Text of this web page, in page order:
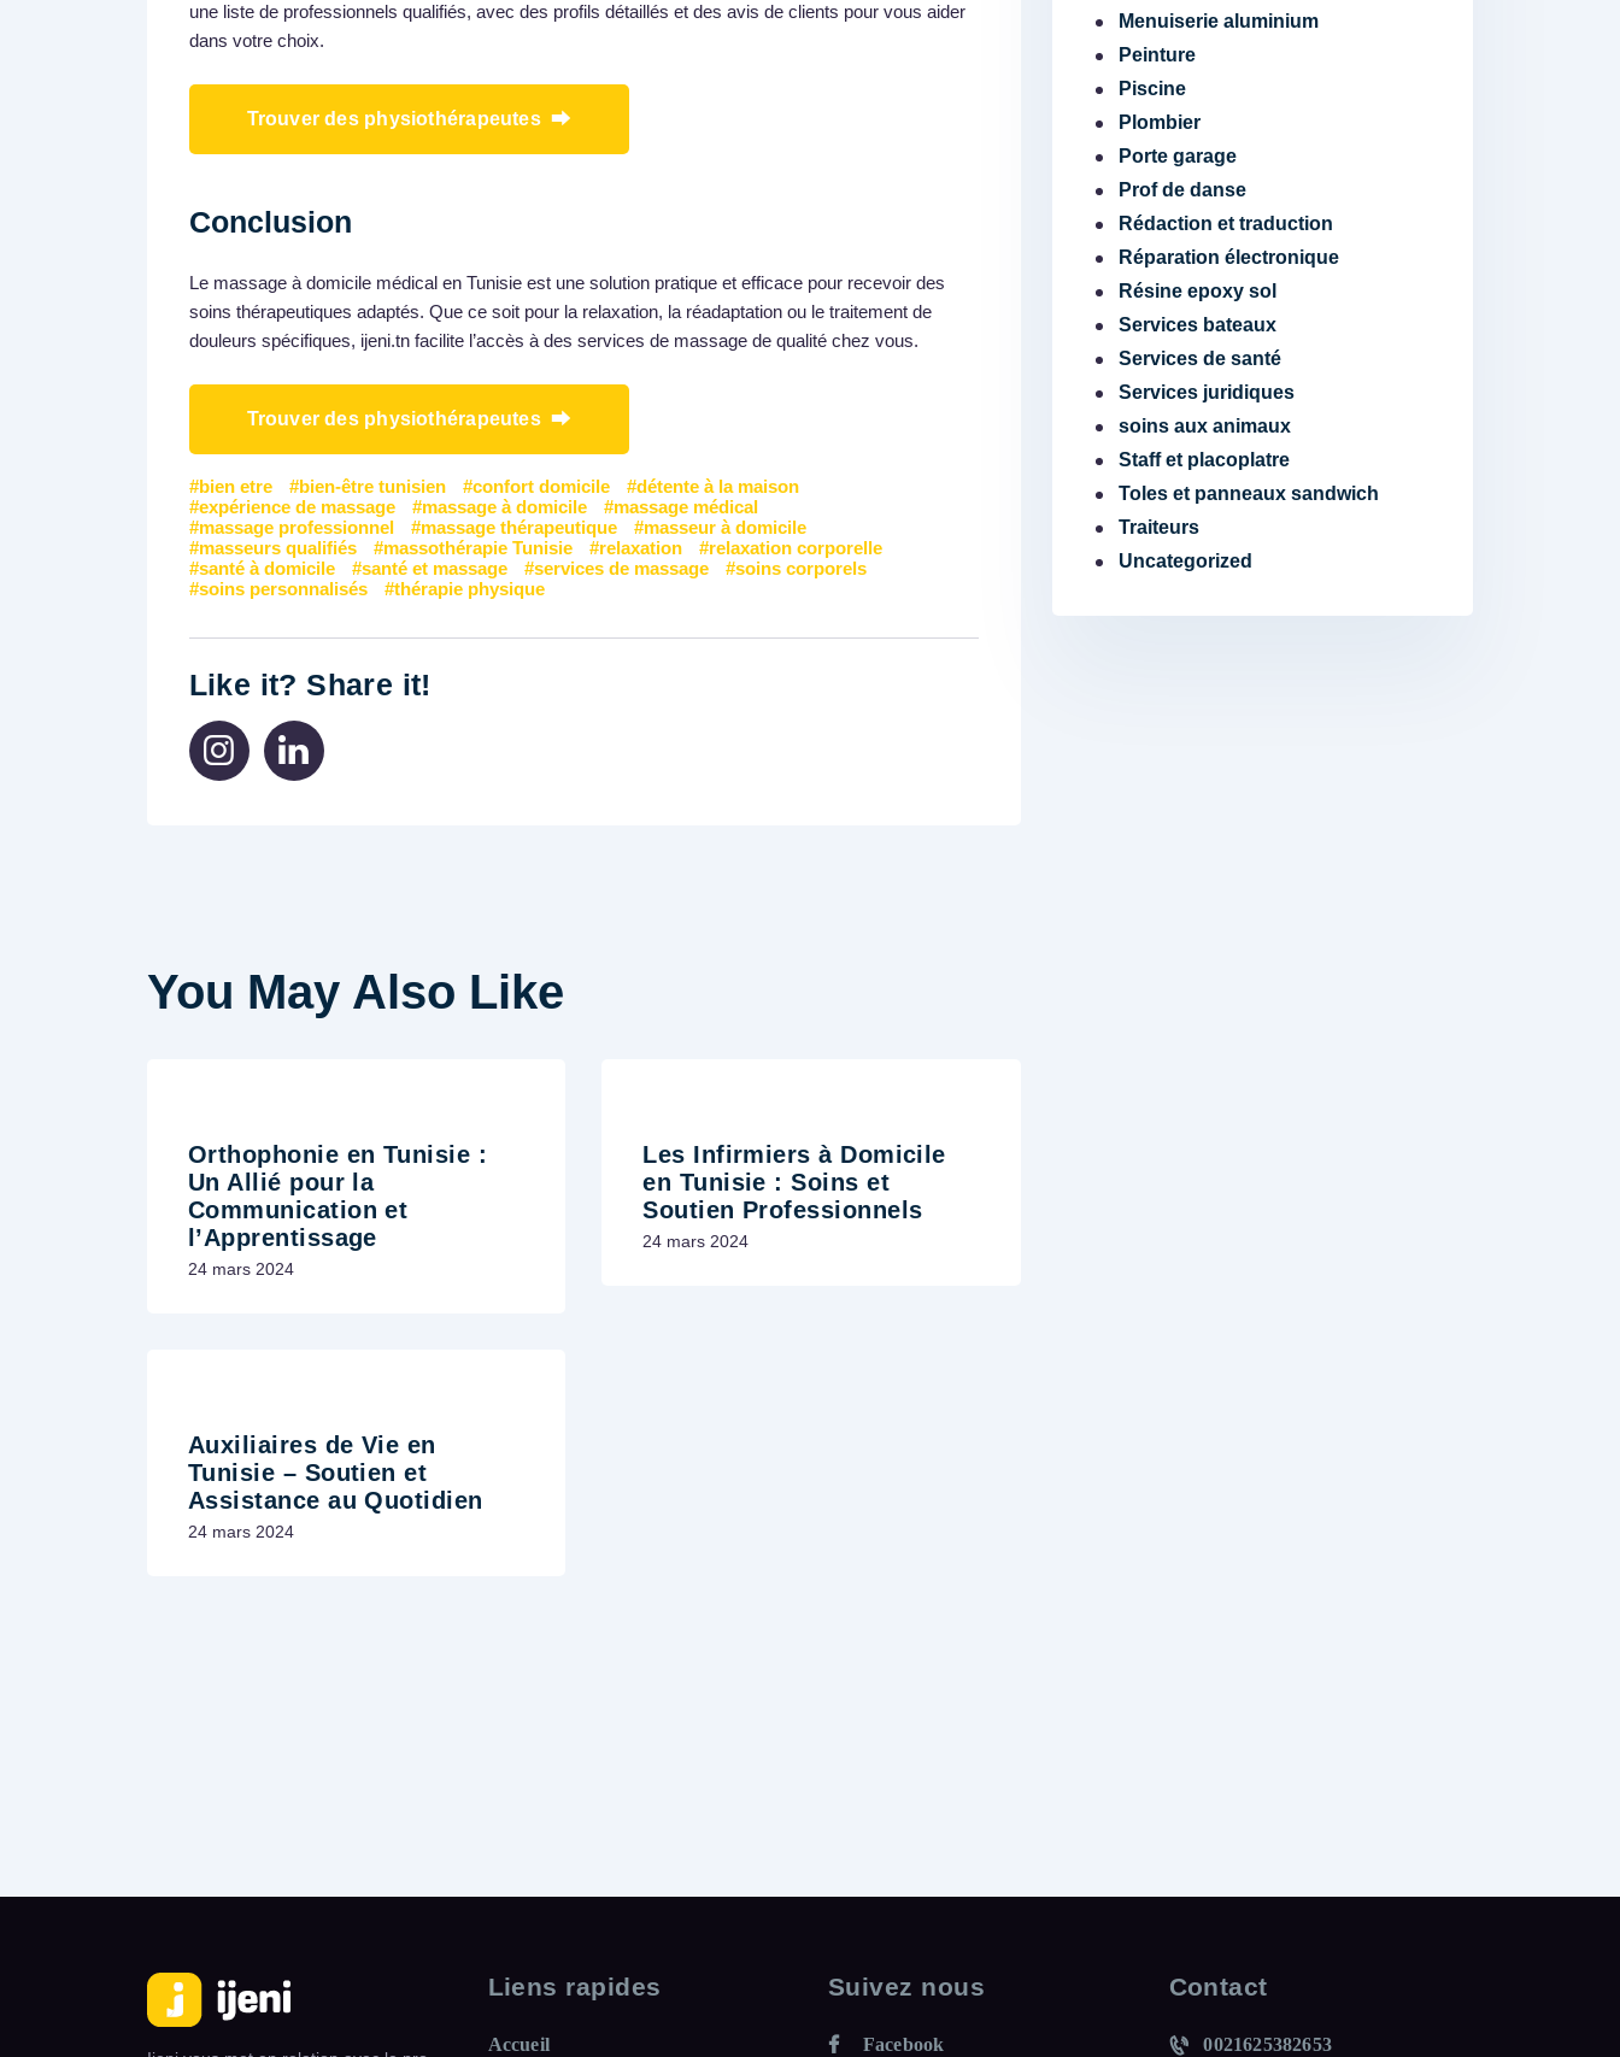
une liste de professionnels qualifiés, avec des profils détaillés et des avis de clients pour vous aider
dans votre choix.
Trouver des physiothérapeutes ⮕
Conclusion
Le massage à domicile médical en Tunisie est une solution pratique et efficace pour recevoir des
soins thérapeutiques adaptés. Que ce soit pour la relaxation, la réadaptation ou le traitement de
douleurs spécifiques, ijeni.tn facilite l’accès à des services de massage de qualité chez vous.
Trouver des physiothérapeutes ⮕
bien etre bien-être tunisien confort domicile
détente à la maison
expérience de massage
massage à domicile
massage médical
massage professionnel
massage thérapeutique
masseur à domicile
masseurs qualifiés
massothérapie Tunisie relaxation
relaxation corporelle
santé à domicile
santé et massage services de massage
soins corporels
soins personnalisés
thérapie physique
Like it? Share it!
You May Also Like
Orthophonie en Tunisie :
Un Allié pour la
Communication et
l’Apprentissage
24 mars 2024
S
Les Infirmiers à Domicile
en Tunisie : Soins et
Soutien Professionnels
24 mars 2024
Auxiliaires de Vie en
Tunisie – Soutien et
Assistance au Quotidien
24 mars 2024
Menuiserie aluminium
Peinture
Piscine
Plombier
Porte garage
Prof de danse
Rédaction et traduction
Réparation électronique
Résine epoxy sol
Services bateaux
Services de santé
Services juridiques
soins aux animaux
Staff et placoplatre
Toles et panneaux sandwich
Traiteurs
Uncategorized
Liens rapides
Accueil
Suivez nous
Facebook
Contact
0021625382653